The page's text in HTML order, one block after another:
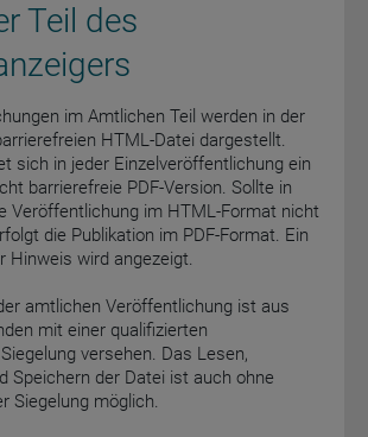
Teil des
im Amtlichen Teil werden in der
HTML-Datei dargestellt.
sich in jeder Einzelveröffentlichung ein
barrierefreie PDF-Version. Sollte in
Veröffentlichung im HTML-Format nicht
die Publikation im PDF-Format. Ein
Hinweis wird angezeigt.
amtlichen Veröffentlichung ist aus
mit einer qualifizierten
versehen. Das Lesen,
Speichern der Datei ist auch ohne
Siegelung möglich.